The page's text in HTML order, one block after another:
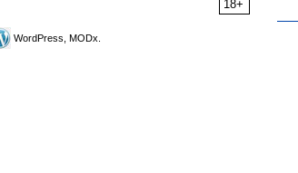
18+
WordPress, MODx.